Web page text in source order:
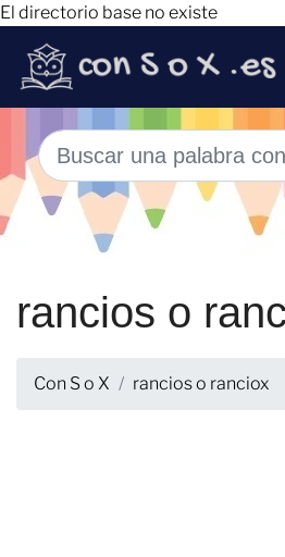
El directorio base no existe
rancios o
Con S o X rancios o ranciox